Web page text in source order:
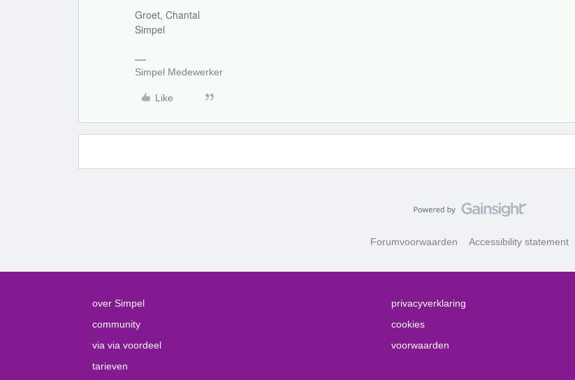
Groet, Chantal
Simpel
Simpel Medewerker
Like
Forumvoorwaarden Accessibility statement
over Simpel
community
via via voordeel
tarieven
privacyverklaring
cookies
voorwaarden